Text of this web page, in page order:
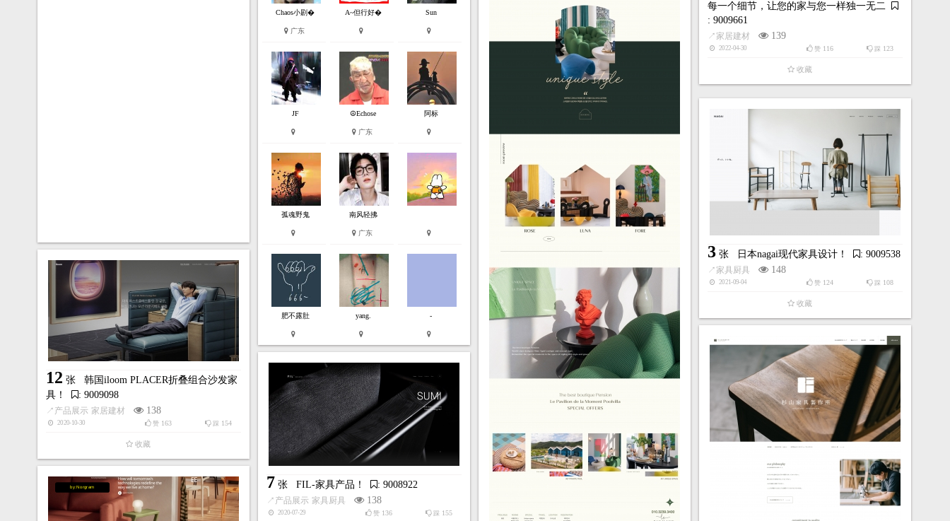
Chaos小剧�
广东
A~但行好� Sun
JF ☮Echose
广东
阿标
孤魂野鬼 南风轻拂
广东
肥不露肚 yang. -
每一个细节，让您的家与您一样独一无二
: 9009661
↗家居建材 139
2022-04-30 踩 123
赞 116
收藏
3 张 日本nagai现代家具设计！ : 9009538
↗家具厨具 148
2021-09-04 踩 108
赞 124
收藏
12 张 韩国iloom PLACER折叠组合沙发家
具！
: 9009098
↗ 产品展示 家居建材 138
2020-10-30 踩 154
赞 163
收藏
7 张 FIL-家具产品！ : 9008922
↗ 产品展示 家具厨具 138
2020-07-29 踩 155
赞 136
by:Norgram